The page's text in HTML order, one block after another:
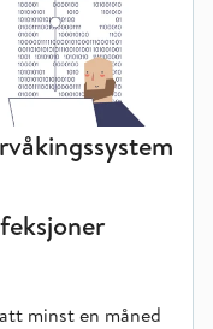
minst en måned